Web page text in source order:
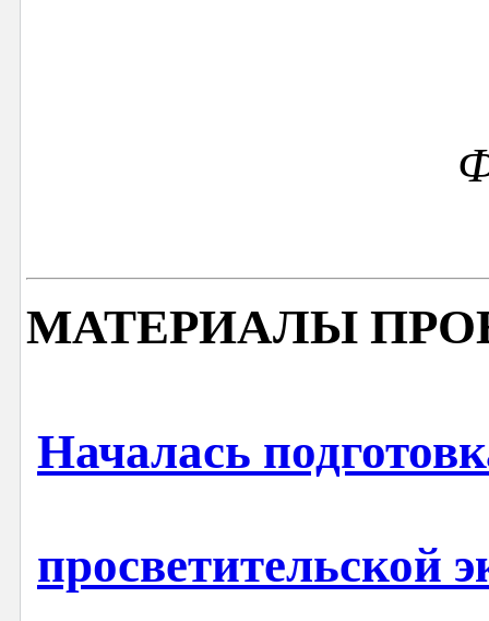
МАТЕРИАЛЫ
Началась
просветительской